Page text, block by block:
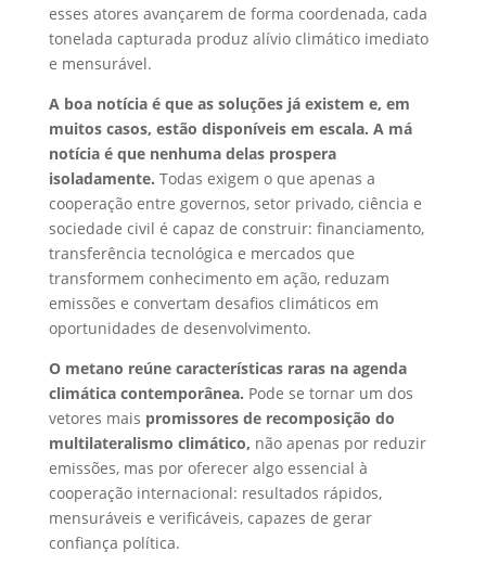
esses atores avançarem de forma coordenada, cada
tonelada capturada produz alívio climático imediato
e mensurável.
A boa notícia é que as soluções já existem e, em
muitos casos, estão disponíveis em escala. A má
notícia é que nenhuma delas prospera
isoladamente. Todas exigem o que apenas a
cooperação entre governos, setor privado, ciência e
sociedade civil é capaz de construir: financiamento,
transferência tecnológica e mercados que
transformem conhecimento em ação, reduzam
emissões e convertam desafios climáticos em
oportunidades de desenvolvimento.
O metano reúne características raras na agenda
climática contemporânea. Pode se tornar um dos
vetores mais promissores de recomposição do
multilateralismo climático, não apenas por reduzir
emissões, mas por oferecer algo essencial à
cooperação internacional: resultados rápidos,
mensuráveis e verificáveis, capazes de gerar
confiança política.